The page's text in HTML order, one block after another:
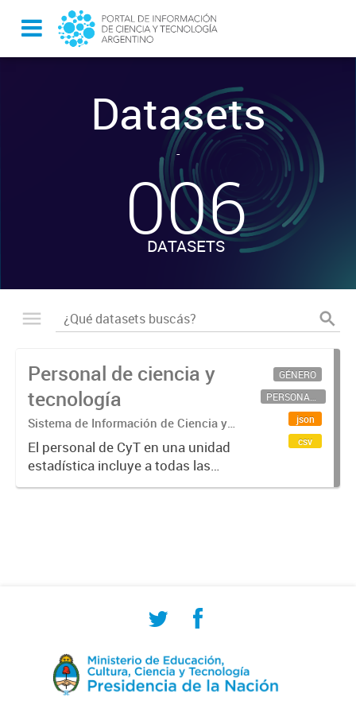
Datasets
-
006
DATASETS
Personal de ciencia y
tecnología
Sistema de Información de Ciencia y
Tecnología Argentino (SICYTAR)
El personal de CyT en una unidad
estadística incluye a todas las
personas involucradas
GÉNERO
PERSONAL CIENTÍFICO-TECNOLÓGICO
json
csv